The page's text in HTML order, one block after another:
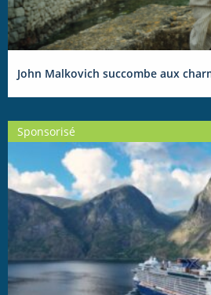
John Malkovich succombe aux
Sponsorisé